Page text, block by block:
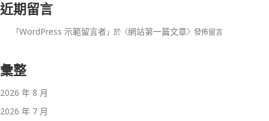
近期留言
「WordPress 示範留言者」於〈網站第一篇文章〉發佈留言
彙整
2026 年 8 月
2026 年 7 月